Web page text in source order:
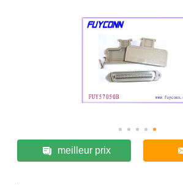
meilleur prix